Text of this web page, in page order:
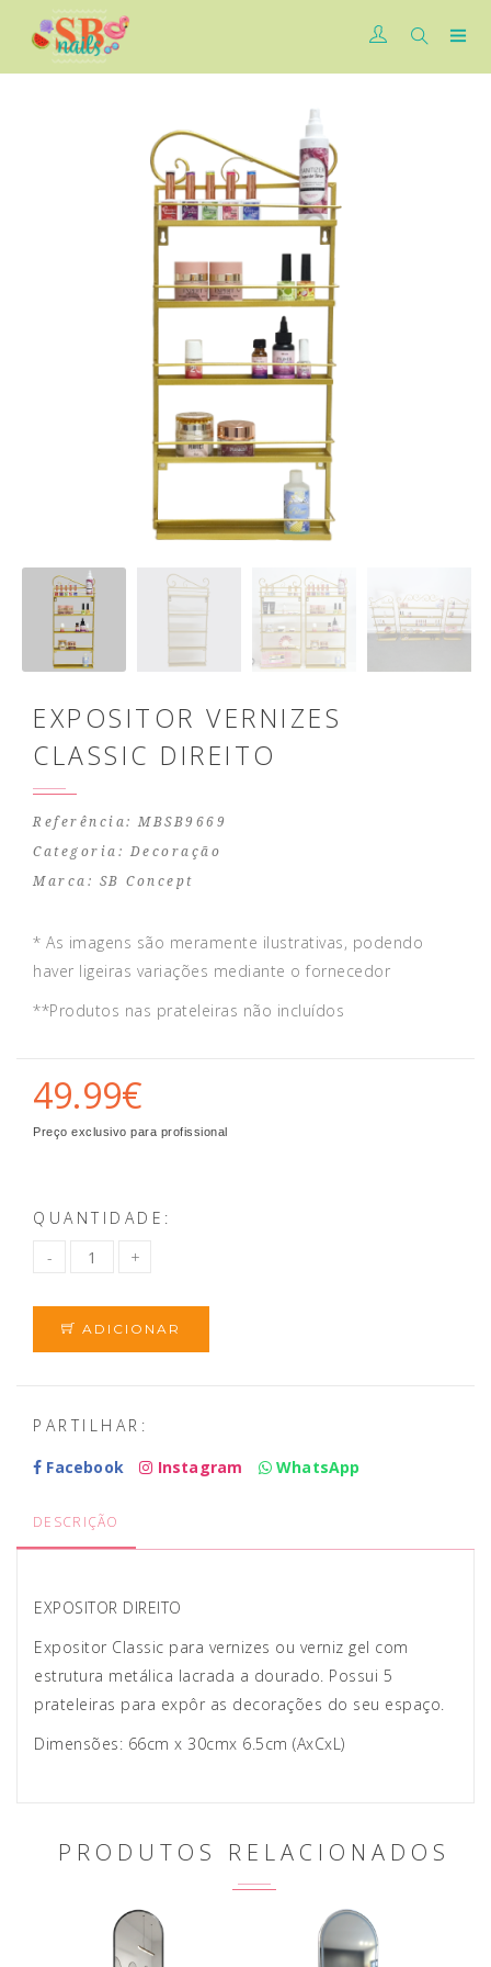
EXPOSITOR VERNIZES
CLASSIC DIREITO
Referência: MBSB9669
Categoria: Decoração
Marca: SB Concept
* As imagens são meramente ilustrativas, podendo
haver ligeiras variações mediante o fornecedor
**Produtos nas prateleiras não incluídos
49.99€
Preço exclusivo para profissional
QUANTIDADE:
ADICIONAR
PARTILHAR:
Facebook
Instagram WhatsApp
DESCRIÇÃO
EXPOSITOR DIREITO
Expositor Classic para vernizes ou verniz gel com
estrutura metálica lacrada a dourado. Possui 5
prateleiras para expôr as decorações do seu espaço.
Dimensões: 66cm x 30cmx 6.5cm (AxCxL)
PRODUTOS RELACIONADOS